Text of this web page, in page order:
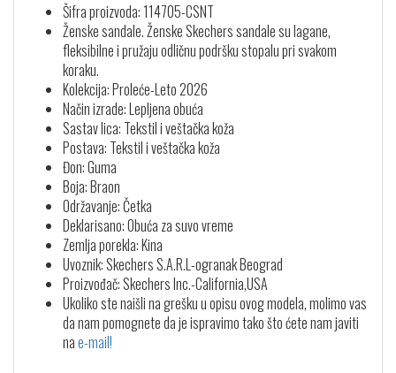
Šifra proizvoda: 114705-CSNT
Ženske sandale. Ženske Skechers sandale su lagane,
fleksibilne i pružaju odličnu podršku stopalu pri svakom
koraku.
Kolekcija: Proleće-Leto 2026
Način izrade: Lepljena obuća
Sastav lica: Tekstil i veštačka koža
Postava: Tekstil i veštačka koža
Đon: Guma
Boja: Braon
Održavanje: Četka
Deklarisano: Obuća za suvo vreme
Zemlja porekla: Kina
Uvoznik: Skechers S.A.R.L-ogranak Beograd
Proizvođač: Skechers Inc.-California,USA
Ukoliko ste naišli na grešku u opisu ovog modela, molimo vas
da nam pomognete da je ispravimo tako što ćete nam javiti
nae-mail!